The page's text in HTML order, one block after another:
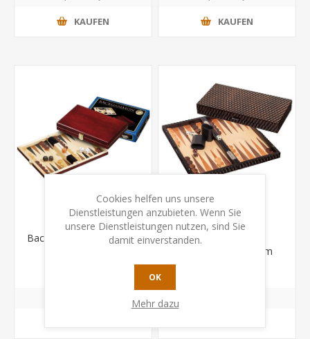
KAUFEN KAUFEN
Backgammon - Saloniki -
Backgammon
Samothraki medium
Cookies helfen uns unsere
Dienstleistungen anzubieten. Wenn Sie
unsere Dienstleistungen nutzen, sind Sie
damit einverstanden.
OK
Mehr dazu